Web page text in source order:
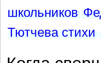
школьников
Тютчева стихи